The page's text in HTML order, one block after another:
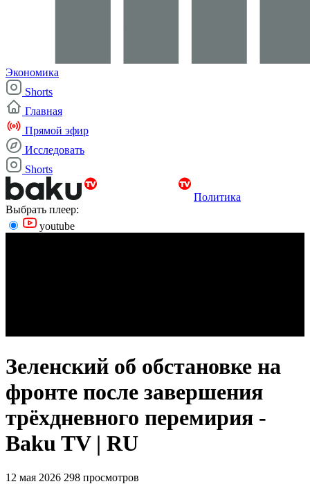
Экономика
Shorts
Главная
Прямой эфир
Исследовать
Shorts
Политика
Выбрать плеер:
youtube
Зеленский об обстановке на
фронте после завершения
трёхдневного перемирия -
Baku TV | RU
12 мая 2026 298 просмотров